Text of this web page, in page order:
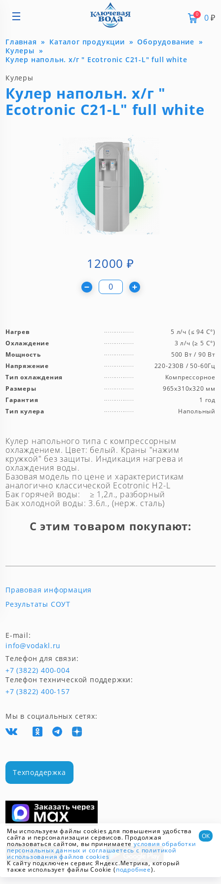
0 0₽
Мы используем файлы cookies для повышения удобства
сайта и персонализации сервисов. Продолжая
пользоваться сайтом, вы принимаетеусловия обработки
персональных данных и соглашаетесь с политикой
использования файлов cookies
К сайту подключен сервис Яндекс.Метрика, который
также использует файлы Cookie (подробнее).
ОК
Главная Каталог продукции
Оборудование
Кулеры
Кулер напольн. х/г " Ecotronic C21-L" full white
Кулеры
Кулер напольн. х/г "
Ecotronic C21-L" full white
12000 ₽
Нагрев
5 л/ч (≤ 94 C°)
Охлаждение
3 л/ч (≥ 5 C°)
Мощность
500 Вт / 90 Вт
Напряжение
220-230В / 50-60Гц
Тип охлаждения
Компрессорное
Размеры
965x310x320 мм
Гарантия
1 год
Тип кулера
Напольный
Кулер напольного типа с компрессорным
охлаждением. Цвет: белый. Краны "нажим
кружкой" без защиты. Индикация нагрева и
охлаждения воды.
Базовая модель по цене и характеристикам
аналогично классической Ecotronic H2-L
Бак горячей воды: ≥ 1,2л., разборный
Бак холодной воды: 3.6л., (нерж. сталь)
С этим товаром покупают:
Скачать мобильное приложение
Правовая информация
Результаты СОУТ
Телефон для связи:
+7 (3822) 400-004
Телефон технической поддержки:
+7 (3822) 400-157
E-mail:
info@vodakl.ru
Мы в социальных сетях:
Техподдержка